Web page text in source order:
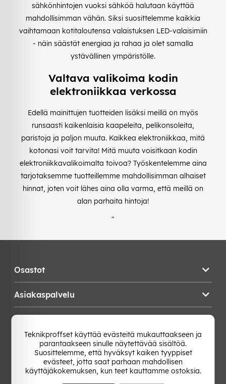
sähkönhintojen vuoksi sähköä halutaan käyttää
mahdollisimman vähän. Siksi suosittelemme kaikkia
vaihtamaan kotitaloutensa valaistuksen LED-valaisimiin
- näin säästät energiaa ja rahaa ja olet samalla
ystävällinen ympäristölle.
Valtava valikoima kodin
elektroniikkaa verkossa
Edellä mainittujen tuotteiden lisäksi meillä on myös
runsaasti kaikenlaisia kaapeleita, pelikonsoleita,
paristoja ja paljon muuta. Kaikkea elektroniikkaa, mitä
kotonasi voit tarvita! Mitä muuta voisitkaan kodin
elektroniikkavalikoimalta toivoa? Työskentelemme aina
tarjotaksemme tuotteillemme mahdollisimman alhaiset
hinnat, joten voit lähes aina olla varma, että meillä on
alan parhaita hintoja!
"
Osastot
Asiakaspalvelu
Vaihda Maa
Teknikproffset käyttää evästeitä mukauttaakseen ja
parantaakseen sinulle näytettävää sisältöä.
Suosittelemme, että hyväksyt kaiken tyyppiset
evästeet, jotta saat parhaan mahdollisen
käyttäjäkokemuksen, kun teet kauttamme ostoksia.